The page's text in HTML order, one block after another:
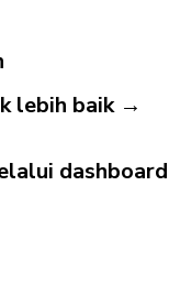
lebih baik →
dashboard